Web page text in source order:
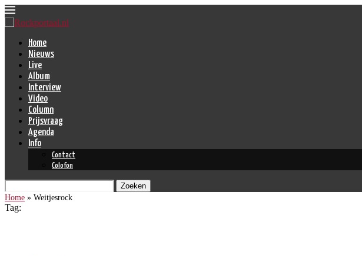
Home
Nieuws
Live
Album
Interview
Video
Column
Prijsvraag
Agenda
Info
Contact
Colofon
Zoeken
Home » Weitjesrock
Tag: